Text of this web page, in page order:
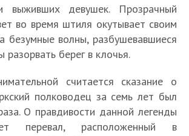
выживших девушек. Прозрачный
во время штиля окутывает своим
безумные волны, разбушевавшиеся
разорвать берег в клочья.
считается сказание о
полководец за семь лет был
О правдивости данной легенды
перевал, расположенный в